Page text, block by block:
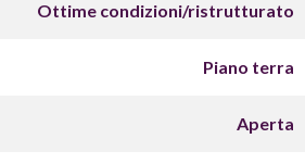
Ottime condizioni/ristrutturato
Piano terra
Aperta